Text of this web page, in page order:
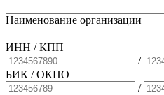
Наименование организации
ИНН / КПП
/
БИК / ОКПО
/